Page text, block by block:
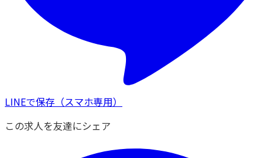
LINEで保存 （スマホ専用）
この求人を友達にシェア